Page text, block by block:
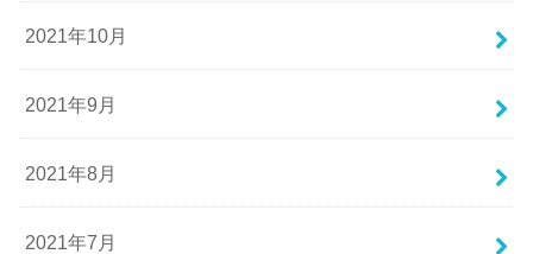
2021年10月
2021年9月
2021年8月
2021年7月